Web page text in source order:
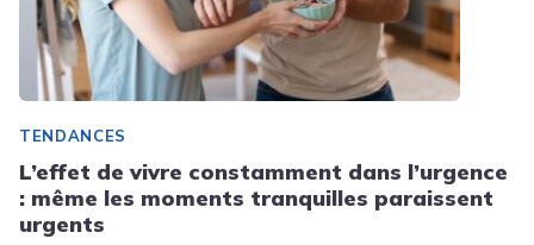
TENDANCES
L’effet de vivre constamment dans l’urgence
: même les moments tranquilles paraissent
urgents